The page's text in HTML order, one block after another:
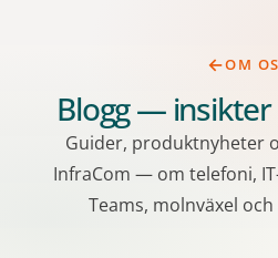
OM
Blogg —
Guider, produktnyheter
InfraCom — om telefoni,
Teams, molnväxel